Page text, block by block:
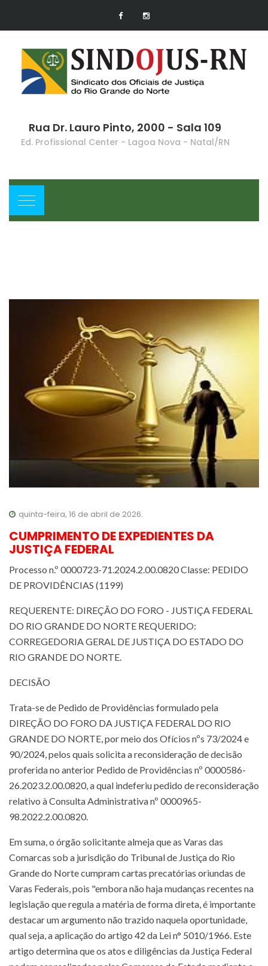
Rua Dr. Lauro Pinto, 2000 - Sala 109
Ed. Profissional Center - Lagoa Nova - Natal/RN
quinta-feira, 16 de abril de 2026.
CUMPRIMENTO DE EXPEDIENTES DA
JUSTIÇA FEDERAL
Processo n.º 0000723-71.2024.2.00.0820 Classe: PEDIDO
DE PROVIDÊNCIAS (1199)
REQUERENTE: DIREÇÃO DO FORO - JUSTIÇA FEDERAL
DO RIO GRANDE DO NORTE REQUERIDO:
CORREGEDORIA GERAL DE JUSTIÇA DO ESTADO DO
RIO GRANDE DO NORTE.
DECISÃO
Trata-se de Pedido de Providências formulado pela
DIREÇÃO DO FORO DA JUSTIÇA FEDERAL DO RIO
GRANDE DO NORTE, por meio dos Ofícios nºs 73/2024 e
90/2024, pelos quais solicita a reconsideração de decisão
proferida no anterior Pedido de Providências nº 0000586-
26.2023.2.00.0820, a qual indeferiu pedido de reconsideração
relativo à Consulta Administrativa nº 0000965-
98.2022.2.00.0820.
Em suma, o órgão solicitante almeja que as Varas das
Comarcas sob a jurisdição do Tribunal de Justiça do Rio
Grande do Norte cumpram cartas precatórias oriundas de
Varas Federais, pois "embora não haja mudanças recentes na
legislação que regula a matéria de forma direta, é importante
destacar um argumento não trazido naquela oportunidade,
qual seja, a aplicação do artigo 42 da Lei n° 5010/1966. Este
artigo determina que os atos e diligências da Justiça Federal